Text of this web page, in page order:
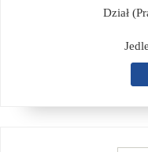
Dział